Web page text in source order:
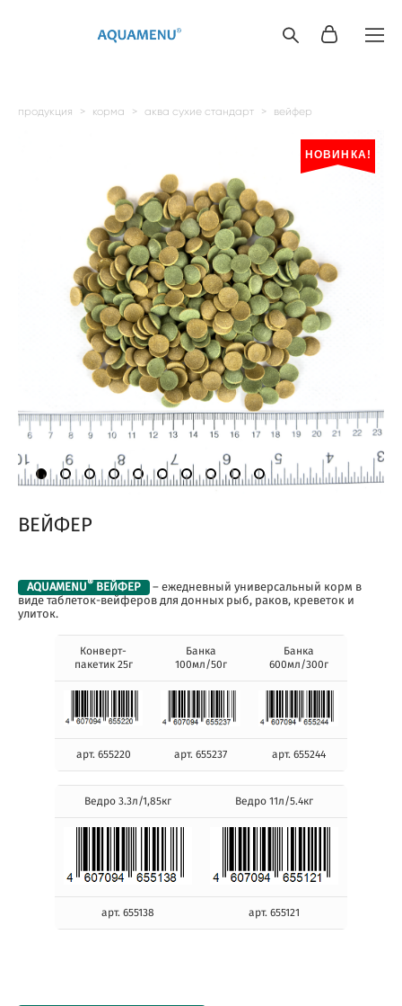
продукция > корма > аква сухие стандарт > вейфер
НОВИНКА!
ВЕЙФЕР
AQUAMENU® ВЕЙФЕР
– ежедневный универсальный корм в
виде таблеток-вейферов для донных рыб, раков, креветок и
улиток.
Конверт-
пакетик 25г
Банка
100мл/50г
Банка
600мл/300г
арт. 655220 арт. 655237 арт. 655244
Ведро 3.3л/1,85кг Ведро 11л/5.4кг
арт. 655138 арт. 655121